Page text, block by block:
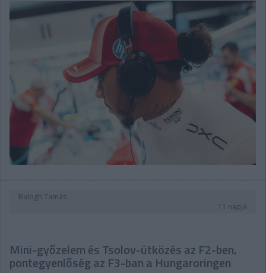
Balogh Tamás
11 napja
Mini-győzelem és Tsolov-ütközés az F2-ben,
pontegyenlőség az F3-ban a Hungaroringen